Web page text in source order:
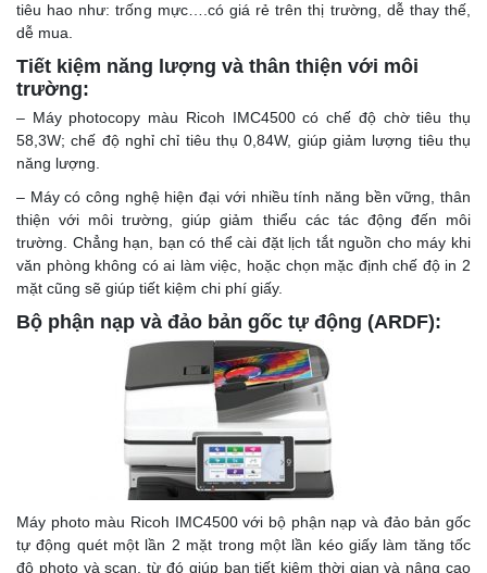
tiêu hao như: trống mực….có giá rẻ trên thị trường, dễ thay thế,
dễ mua.
Tiết kiệm năng lượng và thân thiện với môi
trường:
– Máy photocopy màu Ricoh IMC4500 có chế độ chờ tiêu thụ
58,3W; chế độ nghỉ chỉ tiêu thụ 0,84W, giúp giảm lượng tiêu thụ
năng lượng.
– Máy có công nghệ hiện đại với nhiều tính năng bền vững, thân
thiện với môi trường, giúp giảm thiểu các tác động đến môi
trường. Chẳng hạn, bạn có thể cài đặt lịch tắt nguồn cho máy khi
văn phòng không có ai làm việc, hoặc chọn mặc định chế độ in 2
mặt cũng sẽ giúp tiết kiệm chi phí giấy.
Bộ phận nạp và đảo bản gốc tự động (ARDF):
Máy photo màu Ricoh IMC4500 với bộ phận nạp và đảo bản gốc
tự động quét một lần 2 mặt trong một lần kéo giấy làm tăng tốc
độ photo và scan, từ đó giúp bạn tiết kiệm thời gian và nâng cao